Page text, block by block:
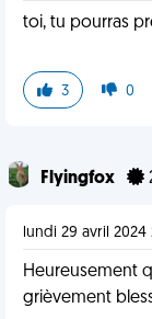
toi, tu pourras
3 0
Flyingfox
lundi 29 avril 2024
Heureusement
grièvement